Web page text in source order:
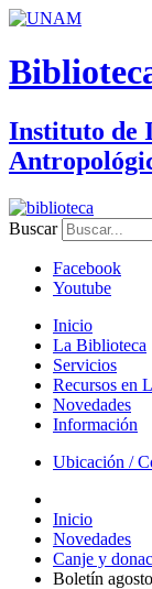
Instituto de
Buscar
Facebook
Youtube
Inicio
La Biblioteca
Servicios
Recursos en
Novedades
Información
Ubicación /
Inicio
Novedades
Canje y
Boletín